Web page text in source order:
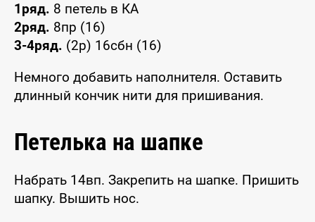
1ряд. 8 петель в КА
2ряд. 8пр (16)
3-4ряд. (2р) 16сбн (16)
Немного добавить наполнителя. Оставить
длинный кончик нити для пришивания.
Петелька на шапке
Набрать 14вп. Закрепить на шапке. Пришить
шапку. Вышить нос.